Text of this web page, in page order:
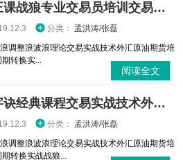
易坤金融孤狼张磊霸王课战狼专业交易员培训交易实战技术外汇原油期货培训视频
分类： 孟洪涛/张磊
调整浪波浪理论交易实战技术外汇原油期货培
转换实...
阅读全文
易坤金融孤狼张磊一字诀经典课程交易实战技术外汇原油期货培训视频
分类： 孟洪涛/张磊
调整浪波浪理论交易实战技术外汇原油期货培
转换实战战狼...